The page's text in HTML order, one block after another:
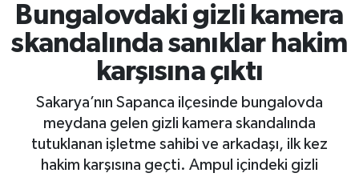
Bungalovdaki gizli kamera
skandalında sanıklar hakim
karşısına çıktı
Sakarya’nın Sapanca ilçesinde bungalovda
meydana gelen gizli kamera skandalında
tutuklanan işletme sahibi ve arkadaşı, ilk kez
hakim karşısına geçti. Ampul içindeki gizli
Tüm Manşetler
Son Dakika Haberleri
Haber Arşivi